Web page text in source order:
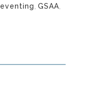
eventing GSAA